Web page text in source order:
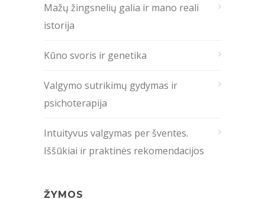
Mažų žingsnelių galia ir mano reali
istorija
Kūno svoris ir genetika
Valgymo sutrikimų gydymas ir
psichoterapija
Intuityvus valgymas per šventes.
Iššūkiai ir praktinės rekomendacijos
ŽYMOS